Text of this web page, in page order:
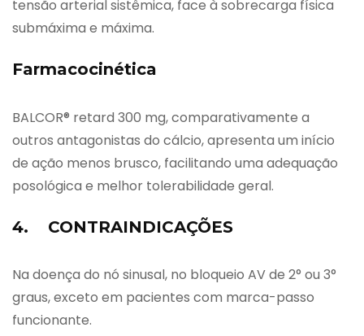
tensão arterial sistêmica, face à sobrecarga física
submáxima e máxima.
Farmacocinética
BALCOR® retard 300 mg, comparativamente a
outros antagonistas do cálcio, apresenta um início
de ação menos brusco, facilitando uma adequação
posológica e melhor tolerabilidade geral.
4. CONTRAINDICAÇÕES
Na doença do nó sinusal, no bloqueio AV de 2° ou 3°
graus, exceto em pacientes com marca-passo
funcionante.